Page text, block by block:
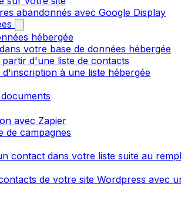
abandonnés avec Google Display
hébergée
votre base de données hébergée
d'une liste de contacts
d'inscription à une liste hébergée
avec Zapier
de campagnes
contact dans votre liste suite au
de votre site Wordpress avec